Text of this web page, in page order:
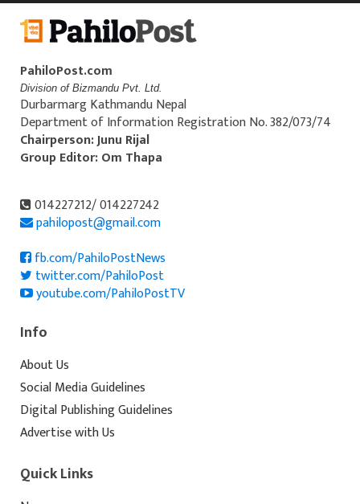
PahiloPost.com
Division of Bizmandu Pvt. Ltd.
Durbarmarg Kathmandu Nepal
Department of Information Registration No. 382/073/74
Chairperson: Junu Rijal
Group Editor: Om Thapa
014227212/ 014227242
pahilopost@gmail.com
fb.com/PahiloPostNews
twitter.com/PahiloPost
youtube.com/PahiloPostTV
Info
About Us
Social Media Guidelines
Digital Publishing Guidelines
Advertise with Us
Quick Links